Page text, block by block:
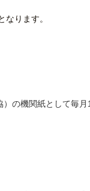
ります。
）の機関紙として